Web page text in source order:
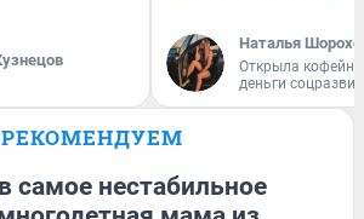
Наталья
Открыла
деньги
РЕКОМЕНДУЕМ
самое нестабильное